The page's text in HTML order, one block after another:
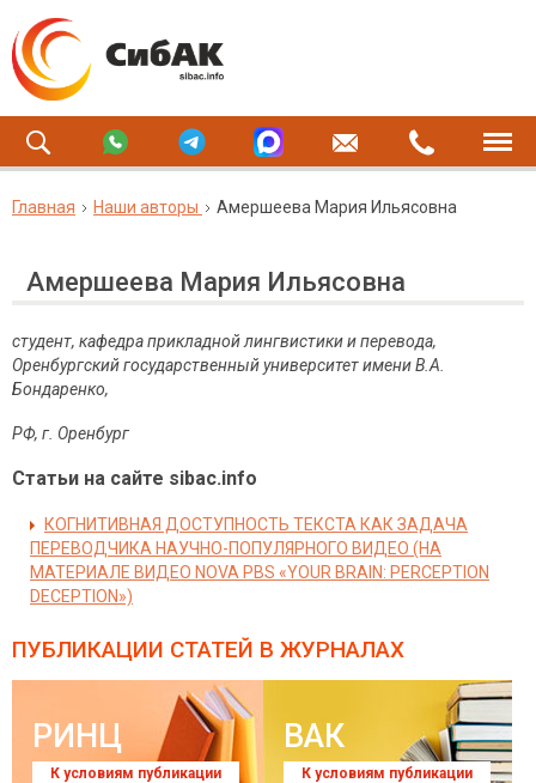
Главная Наши авторы Амершеева Мария Ильясовна
Амершеева Мария Ильясовна
студент, кафедра прикладной лингвистики и перевода,
Оренбургский государственный университет имени В.А.
Бондаренко,
РФ, г. Оренбург
Статьи на сайте sibac.info
КОГНИТИВНАЯ ДОСТУПНОСТЬ ТЕКСТА КАК ЗАДАЧА
ПЕРЕВОДЧИКА НАУЧНО-ПОПУЛЯРНОГО ВИДЕО (НА
МАТЕРИАЛЕ ВИДЕО NOVA PBS «YOUR BRAIN: PERCEPTION
DECEPTION»)
ПУБЛИКАЦИИ СТАТЕЙ В ЖУРНАЛАХ
РИНЦ
К условиям публикации
ВАК
К условиям публикации